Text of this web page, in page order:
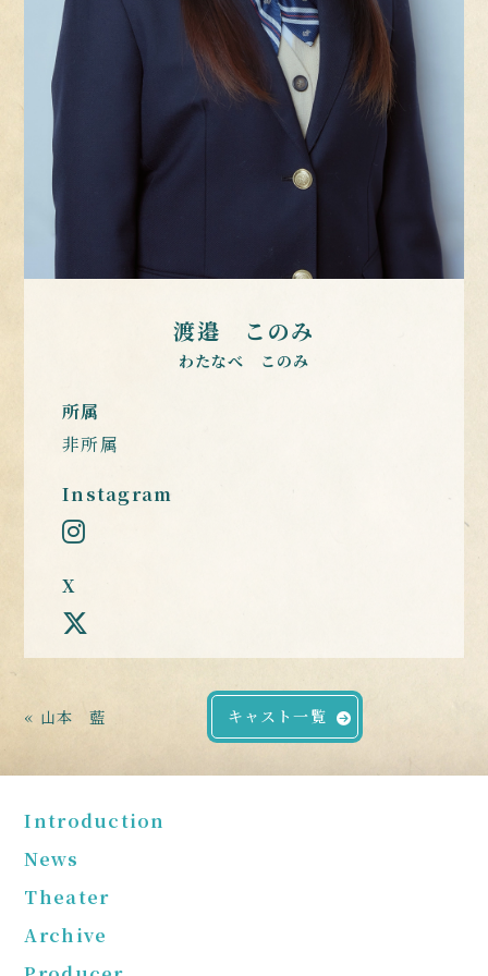
渡邉 このみ
わたなべ このみ
所属
非所属
Instagram
X
« 山本 藍 キャスト一覧
Introduction
News
Theater
Archive